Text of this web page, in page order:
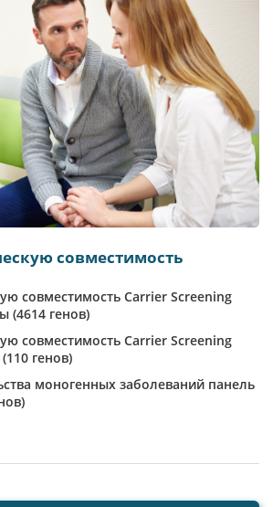
совместимость
совместимость Carrier Screening
генов)
совместимость Carrier Screening
генов)
моногенных заболеваний панель